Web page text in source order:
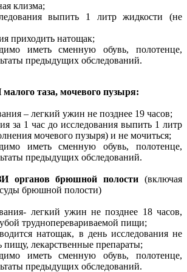
клизма;
выпить 1 литр жидкости (не
приходить натощак;
иметь сменную обувь, полотенце,
предыдущих обследований.
таза, мочевого пузыря:
– легкий ужин не позднее 19 часов;
за 1 час до исследования выпить 1 литр
мочевого пузыря) и не мочиться;
иметь сменную обувь, полотенце,
предыдущих обследований.
органов брюшной полости (включая
брюшной полости)
легкий ужин не позднее 18 часов,
трудноперевариваемой пищи;
натощак, в день исследования не
пищу, лекарственные препараты;
иметь сменную обувь, полотенце,
предыдущих обследований.